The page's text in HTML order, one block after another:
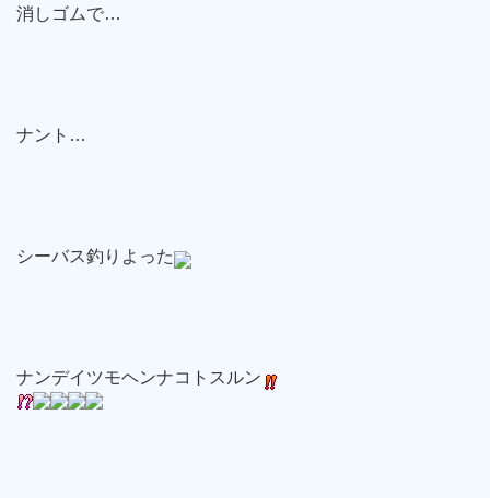
消しゴムで…
ナント…
シーバス釣りよった
ナンデイツモヘンナコトスルン